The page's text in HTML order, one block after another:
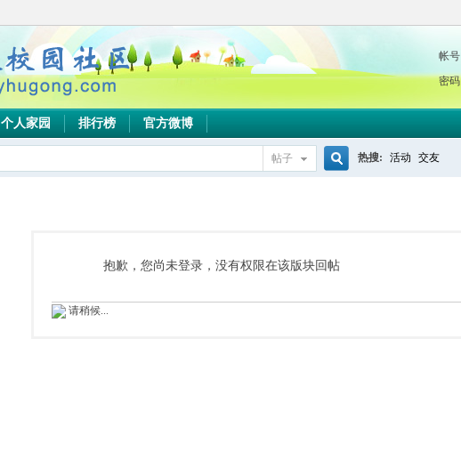
帐号
密码
个人家园 排行榜 官方微博
帖子
索
热搜: 活动 交友
抱歉，您尚未登录，没有权限在该版块回帖
请稍候...